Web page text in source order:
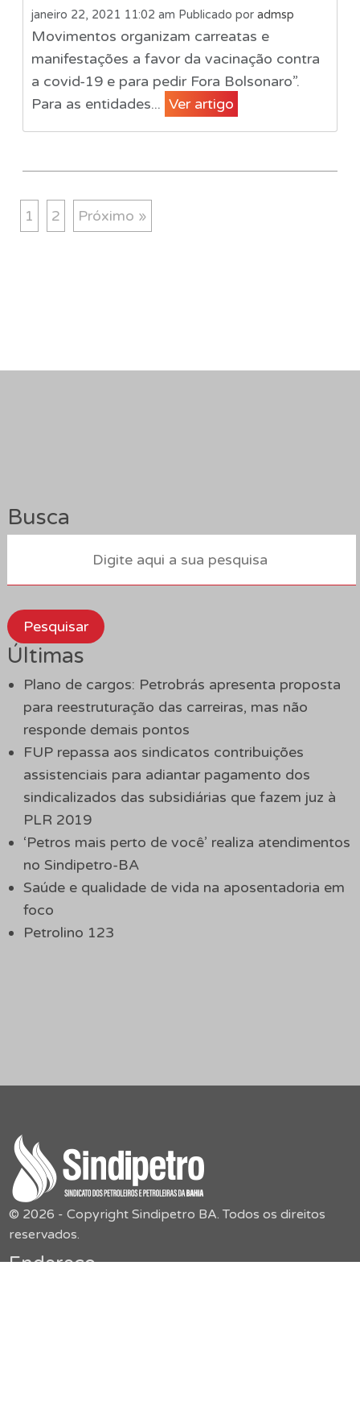
janeiro 22, 2021 11:02 am Publicado por admsp
Movimentos organizam carreatas e
manifestações a favor da vacinação contra
a covid-19 e para pedir Fora Bolsonaro”.
Para as entidades... Ver artigo
1 2 Próximo »
Busca
Pesquisar
Últimas
Plano de cargos: Petrobrás apresenta proposta
para reestruturação das carreiras, mas não
responde demais pontos
FUP repassa aos sindicatos contribuições
assistenciais para adiantar pagamento dos
sindicalizados das subsidiárias que fazem juz à
PLR 2019
‘Petros mais perto de você’ realiza atendimentos
no Sindipetro-BA
Saúde e qualidade de vida na aposentadoria em
foco
Petrolino 123
© 2026 - Copyright Sindipetro BA. Todos os direitos
reservados.
Endereço